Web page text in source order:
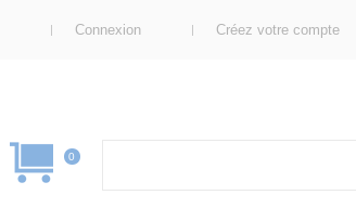
Connexion Créez votre compte
0